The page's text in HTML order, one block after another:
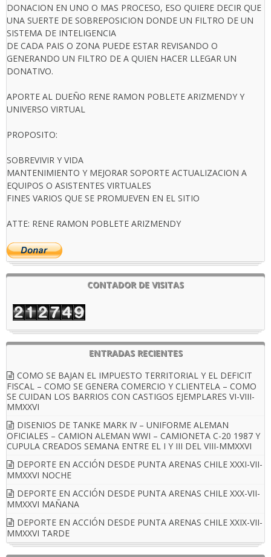
DONACION EN UNO O MAS PROCESO, ESO QUIERE DECIR QUE
UNA SUERTE DE SOBREPOSICION DONDE UN FILTRO DE UN
SISTEMA DE INTELIGENCIA
DE CADA PAIS O ZONA PUEDE ESTAR REVISANDO O
GENERANDO UN FILTRO DE A QUIEN HACER LLEGAR UN
DONATIVO.
APORTE AL DUEÑO RENE RAMON POBLETE ARIZMENDY Y
UNIVERSO VIRTUAL
PROPOSITO:
SOBREVIVIR Y VIDA
MANTENIMIENTO Y MEJORAR SOPORTE ACTUALIZACION A
EQUIPOS O ASISTENTES VIRTUALES
FINES VARIOS QUE SE PROMUEVEN EN EL SITIO
ATTE: RENE RAMON POBLETE ARIZMENDY
CONTADOR DE VISITAS
ENTRADAS RECIENTES
COMO SE BAJAN EL IMPUESTO TERRITORIAL Y EL DEFICIT
FISCAL – COMO SE GENERA COMERCIO Y CLIENTELA – COMO
SE CUIDAN LOS BARRIOS CON CASTIGOS EJEMPLARES VI-VIII-
MMXXVI
DISENIOS DE TANKE MARK IV – UNIFORME ALEMAN
OFICIALES – CAMION ALEMAN WWI – CAMIONETA C-20 1987 Y
CUPULA CREADOS SEMANA ENTRE EL I Y III DEL VIII-MMXXVI
DEPORTE EN ACCIÓN DESDE PUNTA ARENAS CHILE XXXI-VII-
MMXXVI NOCHE
DEPORTE EN ACCIÓN DESDE PUNTA ARENAS CHILE XXX-VII-
MMXXVI MAÑANA
DEPORTE EN ACCIÓN DESDE PUNTA ARENAS CHILE XXIX-VII-
MMXXVI TARDE